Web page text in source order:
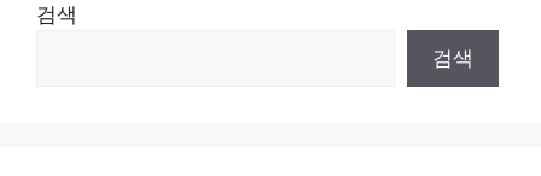
검색
검색